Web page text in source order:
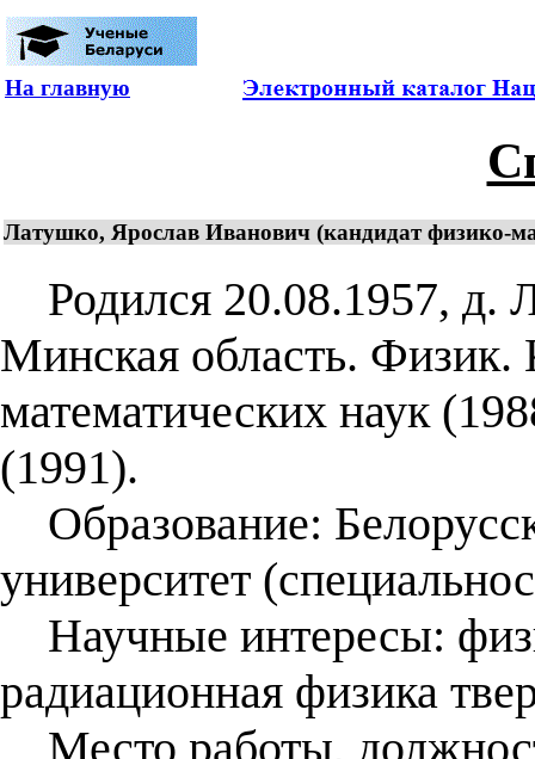
На главную
Латушко, Ярослав Иванович (кандидат физико-
Родился 20.08.1957, д.
Минская область. Физик.
математических наук
(1991).
Образование:
университет
Научные интересы:
радиационная физика
Место работы,